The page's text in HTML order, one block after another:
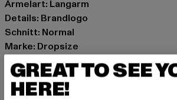
Ärmelart: Langarm
Details: Brandlogo
Schnitt: Normal
Marke: Dropsize
Kat.: Pullover
Farbe: beige
Hersteller Farbe: simply taupe
GREAT TO SEE
HERE!